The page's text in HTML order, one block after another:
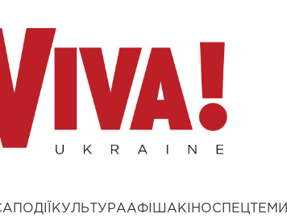
ПОДІЇ КУЛЬТУРААФІША КІНОСПЕЦТЕМИ